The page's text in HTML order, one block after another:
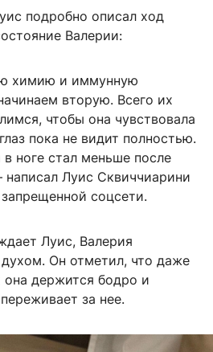
подробно описал ход
Валерии:
химию и иммунную
вторую. Всего их
чтобы она чувствовала
пока не видит полностью.
ноге стал меньше после
Луис Сквиччиарини
соцсети.
Луис, Валерия
духом. Он отметил, что даже
она держится бодро и
за нее.